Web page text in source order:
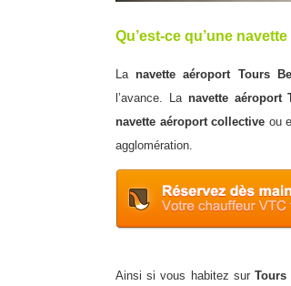
Qu’est-ce qu’une
Lanavette aéroportTours
l’avance. La navette aéroport
navette aéroportcollective ou
agglomération.
Ainsi si vous habitez sur Tours